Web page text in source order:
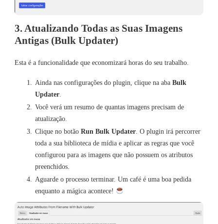
3. Atualizando Todas as Suas Imagens
Antigas (Bulk Updater)
Esta é a funcionalidade que economizará horas do seu trabalho.
Ainda nas configurações do plugin, clique na aba Bulk
Updater.
Você verá um resumo de quantas imagens precisam de
atualização.
Clique no botão Run Bulk Updater. O plugin irá percorrer
toda a sua biblioteca de mídia e aplicar as regras que você
configurou para as imagens que não possuem os atributos
preenchidos.
Aguarde o processo terminar. Um café é uma boa pedida
enquanto a mágica acontece!